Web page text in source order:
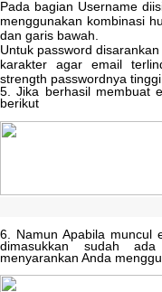
Pada bagian Username
menggunakan kombinasi
dan garis bawah
Untuk password disarankan
karakter
agar email
strength passwordnya tinggi
5
Jika berhasil membuat
berikut
6 Namun Apabila muncul
dimasukkan
sudah ada
menyarankan Anda